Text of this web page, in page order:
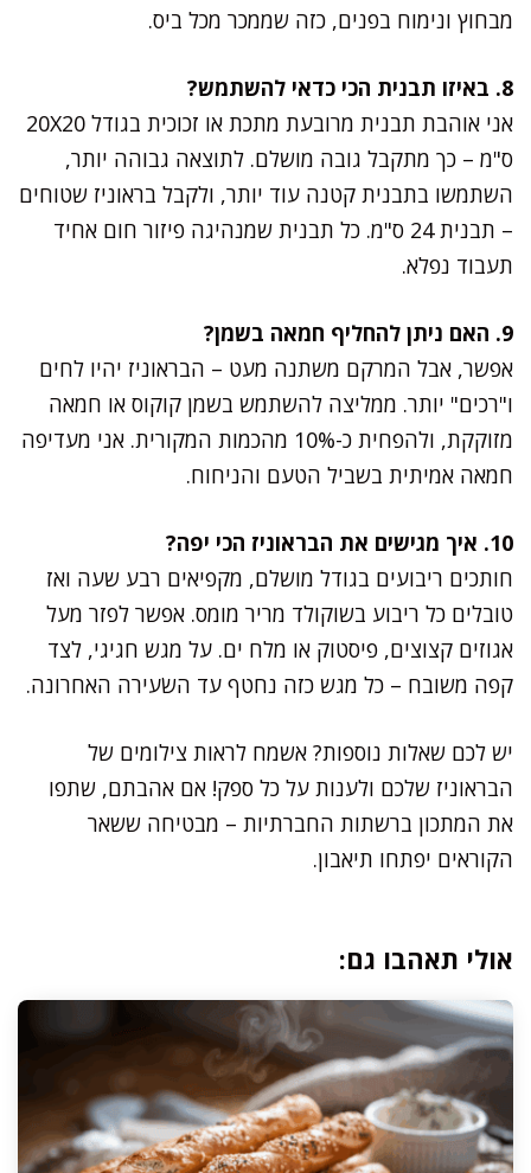
מבחוץ ונימוח בפנים, כזה שממכר מכל ביס.
8. באיזו תבנית הכי כדאי להשתמש?
אני אוהבת תבנית מרובעת מתכת או זכוכית בגודל 20X20
ס"מ – כך מתקבל גובה מושלם. לתוצאה גבוהה יותר,
השתמשו בתבנית קטנה עוד יותר, ולקבל בראוניז שטוחים
– תבנית 24 ס"מ. כל תבנית שמנהיגה פיזור חום אחיד
תעבוד נפלא.
9. האם ניתן להחליף חמאה בשמן?
אפשר, אבל המרקם משתנה מעט – הבראוניז יהיו לחים
ו"רכים" יותר. ממליצה להשתמש בשמן קוקוס או חמאה
מזוקקת, ולהפחית כ-10% מהכמות המקורית. אני מעדיפה
חמאה אמיתית בשביל הטעם והניחוח.
10. איך מגישים את הבראוניז הכי יפה?
חותכים ריבועים בגודל מושלם, מקפיאים רבע שעה ואז
טובלים כל ריבוע בשוקולד מריר מומס. אפשר לפזר מעל
אגוזים קצוצים, פיסטוק או מלח ים. על מגש חגיגי, לצד
קפה משובח – כל מגש כזה נחטף עד השׂעירה האחרונה.
יש לכם שאלות נוספות? אשמח לראות צילומים של
הבראוניז שלכם ולענות על כל ספק! אם אהבתם, שתפו
את המתכון ברשתות החברתיות – מבטיחה ששאר
הקוראים יפתחו תיאבון.
אולי תאהבו גם: